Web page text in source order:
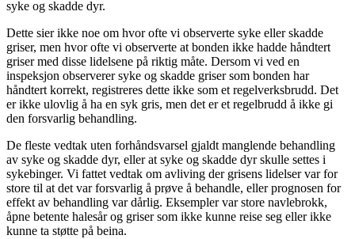
syke og skadde dyr.
Dette sier ikke noe om hvor ofte vi observerte syke eller skadde
griser, men hvor ofte vi observerte at bonden ikke hadde håndtert
griser med disse lidelsene på riktig måte. Dersom vi ved en
inspeksjon observerer syke og skadde griser som bonden har
håndtert korrekt, registreres dette ikke som et regelverksbrudd. Det
er ikke ulovlig å ha en syk gris, men det er et regelbrudd å ikke gi
den forsvarlig behandling.
De fleste vedtak uten forhåndsvarsel gjaldt manglende behandling
av syke og skadde dyr, eller at syke og skadde dyr skulle settes i
sykebinger. Vi fattet vedtak om avliving der grisens lidelser var for
store til at det var forsvarlig å prøve å behandle, eller prognosen for
effekt av behandling var dårlig. Eksempler var store navlebrokk,
åpne betente halesår og griser som ikke kunne reise seg eller ikke
kunne ta støtte på beina.